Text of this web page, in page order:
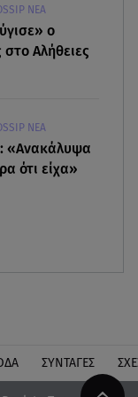
του beach
ΝΕΑ
ο
Αλήθειες
ΝΕΑ
«Ανακάλυψα
ότι είχα»
ΣΥΝΤΑΓΕΣ